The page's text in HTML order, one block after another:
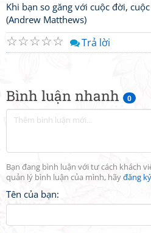
Bình luận nhanh 0
Bạn đang bình luận với tư cách khách
quản lý bình luận của mình, hãyđăng
Tên của bạn:
Khi bạn so găng với cuộc đời,
(Andrew Matthews)
☆
☆
☆
☆
☆ Trả lời